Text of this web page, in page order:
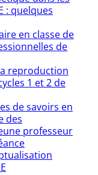
: quelques
en classe de
de
reproduction
1 et 2 de
de savoirs en
des
professeur